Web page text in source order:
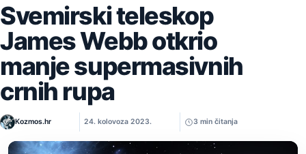
Svemirski teleskop
James Webb otkrio
manje supermasivnih
crnih rupa
Kozmos.hr 24. kolovoza 2023. 3 min čitanja